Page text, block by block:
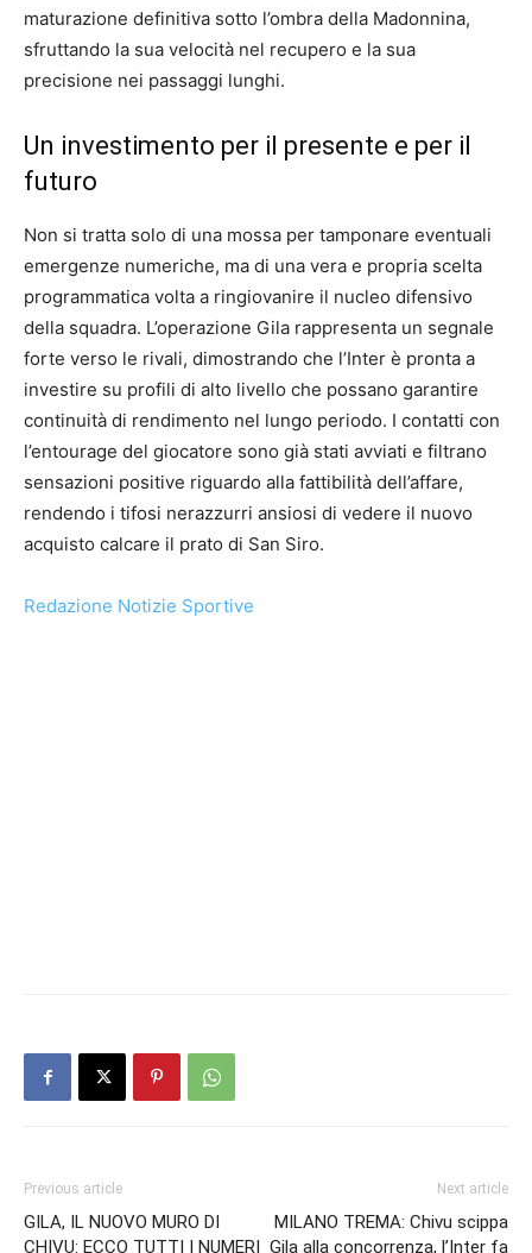
maturazione definitiva sotto l’ombra della Madonnina,
sfruttando la sua velocità nel recupero e la sua
precisione nei passaggi lunghi.
Un investimento per il presente e per il
futuro
Non si tratta solo di una mossa per tamponare eventuali
emergenze numeriche, ma di una vera e propria scelta
programmatica volta a ringiovanire il nucleo difensivo
della squadra. L’operazione Gila rappresenta un segnale
forte verso le rivali, dimostrando che l’Inter è pronta a
investire su profili di alto livello che possano garantire
continuità di rendimento nel lungo periodo. I contatti con
l’entourage del giocatore sono già stati avviati e filtrano
sensazioni positive riguardo alla fattibilità dell’affare,
rendendo i tifosi nerazzurri ansiosi di vedere il nuovo
acquisto calcare il prato di San Siro.
Redazione Notizie Sportive
Previous article
GILA, IL NUOVO MURO DI
CHIVU: ECCO TUTTI I NUMERI
Next article
MILANO TREMA: Chivu scippa
Gila alla concorrenza, l’Inter fa